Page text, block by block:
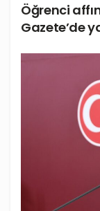
Öğrenci
Gazete’de